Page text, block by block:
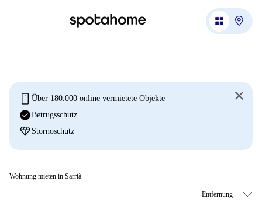
mobile Über 180.000 online vermietete Objekte
check_circleBetrugsschutz
diamond Stornoschutz
Wohnung mieten in Sarrià